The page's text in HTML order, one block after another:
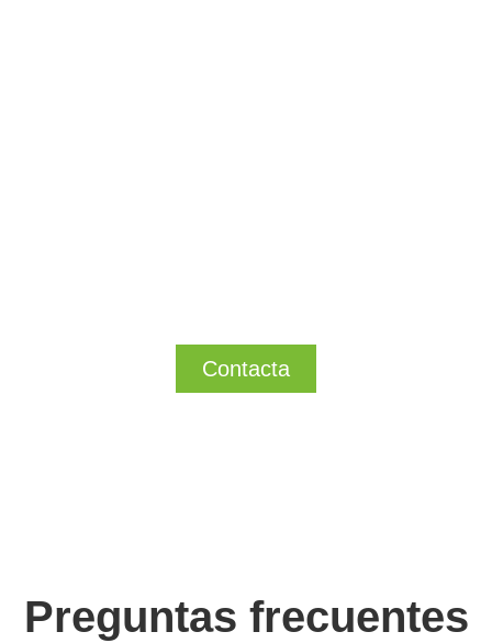
Contacta
Preguntas frecuentes